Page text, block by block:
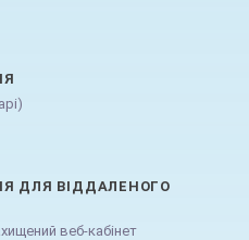
ДЛЯ ВІДДАЛЕНОГО
веб-кабінет